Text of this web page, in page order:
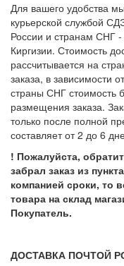
Для вашего удобства
курьерской службой
России и странам СНГ
Киргизии. Стоимость
рассчитывается на
заказа, в зависимости
страны СНГ стоимость
размещения заказа.
только после полной
составляет от 2 до 6
! Пожалуйста,
забрал заказ из
компанией сроки, то
товара на склад
Покупатель.
ДОСТАВКА ПОЧТОЙ